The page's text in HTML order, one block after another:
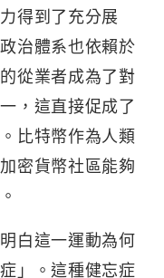
得到了充分展
治體系也依賴於
從業者成為了對
，這直接促成了
比特幣作為人類
密貨幣社區能夠
白這一運動為何
」。這種健忘症